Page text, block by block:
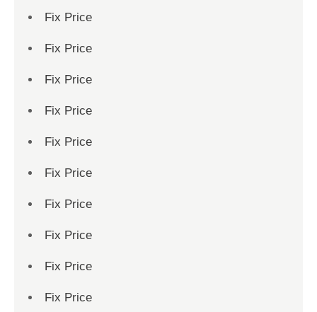
Fix Price
Fix Price
Fix Price
Fix Price
Fix Price
Fix Price
Fix Price
Fix Price
Fix Price
Fix Price